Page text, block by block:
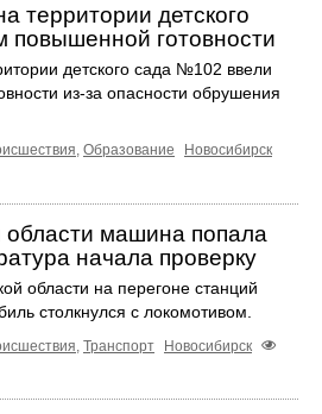
территории детского
повышенной готовности
детского сада №102 ввели
из-за опасности обрушения
Образование
Новосибирск
машина попала
начала проверку
области на перегоне станций
столкнулся с локомотивом.
, Транспорт
Новосибирск